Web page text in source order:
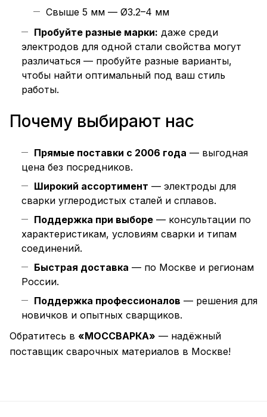
Свыше 5 мм — Ø3.2–4 мм
Пробуйте разные марки: даже среди
электродов для одной стали свойства могут
различаться — пробуйте разные варианты,
чтобы найти оптимальный под ваш стиль
работы.
Почему выбирают нас
Прямые поставки с 2006 года — выгодная
цена без посредников.
Широкий ассортимент — электроды для
сварки углеродистых сталей и сплавов.
Поддержка при выборе — консультации по
характеристикам, условиям сварки и типам
соединений.
Быстрая доставка — по Москве и регионам
России.
Поддержка профессионалов — решения для
новичков и опытных сварщиков.
Обратитесь в «МОССВАРКА» — надёжный
поставщик сварочных материалов в Москве!